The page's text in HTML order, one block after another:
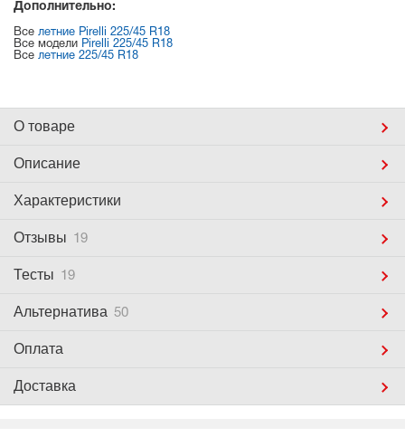
Дополнительно:
Все летние Pirelli 225/45 R18
Все модели Pirelli 225/45 R18
Все летние 225/45 R18
О товаре
Описание
Характеристики
Отзывы 19
Тесты 19
Альтернатива 50
Оплата
Доставка